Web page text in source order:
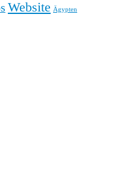
Website Ägypten